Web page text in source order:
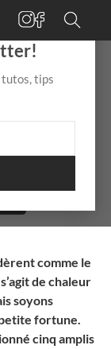
au
prix
argent !
comme le
de chaleur
soyons
fortune.
cinq amplis
×
tutos, tips